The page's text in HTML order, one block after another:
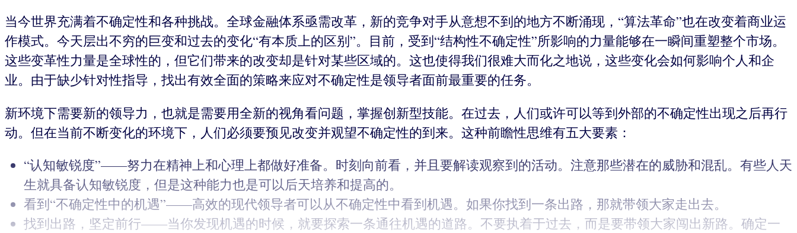
当今世界充满着不确定性和各种挑战。全球金融体系亟需改革，新的竞争对手从意想不到的地方不断涌现，“算法革命”也在改变着商业运
作模式。今天层出不穷的巨变和过去的变化“有本质上的区别”。目前，受到“结构性不确定性”所影响的力量能够在一瞬间重塑整个市场。
这些变革性力量是全球性的，但它们带来的改变却是针对某些区域的。这也使得我们很难大而化之地说，这些变化会如何影响个人和企
业。由于缺少针对性指导，找出有效全面的策略来应对不确定性是领导者面前最重要的任务。
新环境下需要新的领导力，也就是需要用全新的视角看问题，掌握创新型技能。在过去，人们或许可以等到外部的不确定性出现之后再行
动。但在当前不断变化的环境下，人们必须要预见改变并观望不确定性的到来。这种前瞻性思维有五大要素：
“认知敏锐度”——努力在精神上和心理上都做好准备。时刻向前看，并且要解读观察到的活动。注意那些潜在的威胁和混乱。有些人天
生就具备认知敏锐度，但是这种能力也是可以后天培养和提高的。
看到“不确定性中的机遇”——高效的现代领导者可以从不确定性中看到机遇。如果你找到一条出路，那就带领大家走出去。
找到出路，坚定前行——当你发现机遇的时候，就要探索一条通往机遇的道路。不要执着于过去，而是要带领大家闯出新路。确定一